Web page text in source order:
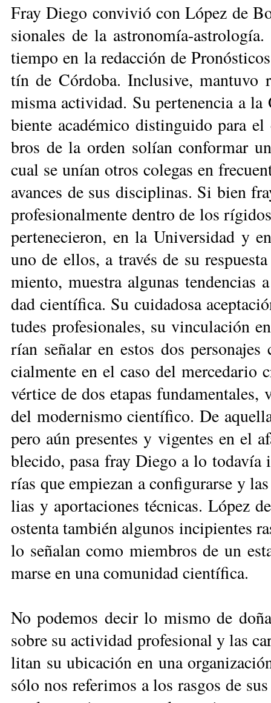
Fray Die­go con­vi­vió con Ló­pez de
sio­na­les de la as­tro­no­mía-
tiem­po en la re­dac­ción de
tín de Cór­do­ba. In­clu­si­ve, man­tu­vo
mis­ma ac­ti­vi­dad. Su per­te­nen­cia a
bien­te aca­dé­mi­co dis­tin­gui­do pa­ra
bros de la or­den so­lían con­for­mar
cual se unían otros co­le­gas en
avan­ces de sus dis­ci­pli­nas. Si bien
pro­fe­sio­nal­men­te den­tro de los
per­te­ne­cie­ron, en la Uni­ver­si­dad y
uno de ellos, a tra­vés de su
mien­to, mues­tra al­gu­nas
dad cien­tí­fi­ca. Su cui­da­do­sa
tu­des pro­fe­sio­na­les, su vin­cu­la­ción
rían se­ña­lar en es­tos dos
cial­men­te en el ca­so del
vér­ti­ce de dos eta­pas
del mo­der­nis­mo cien­tí­fi­co. De
pe­ro aún pre­sen­tes y vi­gen­tes en el
ble­ci­do, pa­sa fray Die­go a lo
rías que em­pie­zan a con­fi­gu­rar­se y
lias y apor­ta­cio­nes téc­ni­cas. Ló­pez
os­ten­ta tam­bién al­gu­nos in­ci­pien­tes
lo se­ña­lan co­mo miem­bros de un
mar­se en una co­mu­ni­dad cien­tí­fi­ca.
No po­de­mos de­cir lo mis­mo de
so­bre su ac­ti­vi­dad pro­fe­sio­nal y las
li­tan su ubi­ca­ción en una
só­lo nos re­fe­ri­mos a los ras­gos de